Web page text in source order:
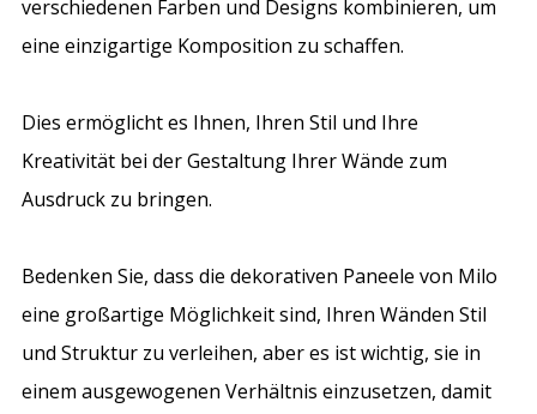
verschiedenen Farben und Designs kombinieren, um
eine einzigartige Komposition zu schaffen.
Dies ermöglicht es Ihnen, Ihren Stil und Ihre
Kreativität bei der Gestaltung Ihrer Wände zum
Ausdruck zu bringen.
Bedenken Sie, dass die dekorativen Paneele von Milo
eine großartige Möglichkeit sind, Ihren Wänden Stil
und Struktur zu verleihen, aber es ist wichtig, sie in
einem ausgewogenen Verhältnis einzusetzen, damit